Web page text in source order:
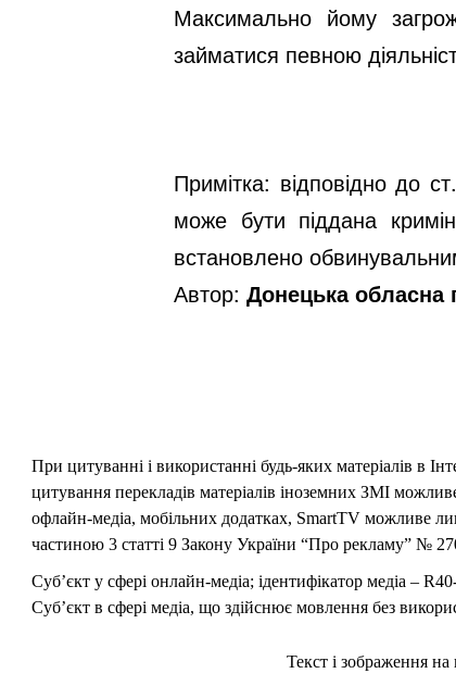
Максимально йому
займатися певною
Примітка: відповідно до
може бути піддана
встановлено
Автор: Донецька обласна
При цитуванні і використанні будь-яких матеріалів в
цитування перекладів матеріалів іноземних ЗМІ
офлайн-медіа, мобільних додатках, SmartTV можливе
частиною 3 статті 9 Закону України “Про рекламу” №
Суб’єкт у сфері онлайн-медіа; ідентифікатор медіа –
Суб’єкт в сфері медіа, що здійснює мовлення без
Текст і зображення на